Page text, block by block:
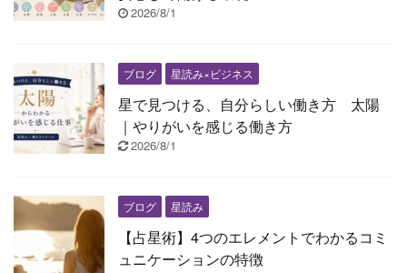
2026/8/1
ブログ 星読み×ビジネス
星で見つける、自分らしい働き方 太陽
｜やりがいを感じる働き方
2026/8/1
ブログ 星読み
【占星術】4つのエレメントでわかるコミ
ュニケーションの特徴